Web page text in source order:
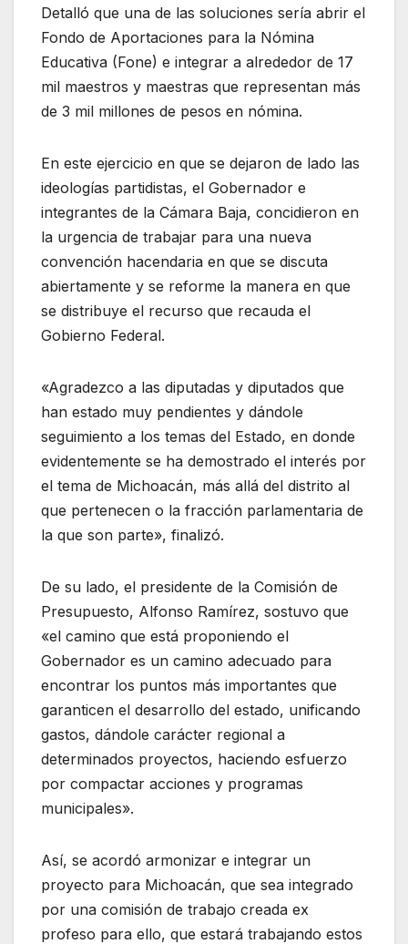
Detalló que una de las soluciones sería abrir el
Fondo de Aportaciones para la Nómina
Educativa (Fone) e integrar a alrededor de 17
mil maestros y maestras que representan más
de 3 mil millones de pesos en nómina.
En este ejercicio en que se dejaron de lado las
ideologías partidistas, el Gobernador e
integrantes de la Cámara Baja, concidieron en
la urgencia de trabajar para una nueva
convención hacendaria en que se discuta
abiertamente y se reforme la manera en que
se distribuye el recurso que recauda el
Gobierno Federal.
«Agradezco a las diputadas y diputados que
han estado muy pendientes y dándole
seguimiento a los temas del Estado, en donde
evidentemente se ha demostrado el interés por
el tema de Michoacán, más allá del distrito al
que pertenecen o la fracción parlamentaria de
la que son parte», finalizó.
De su lado, el presidente de la Comisión de
Presupuesto, Alfonso Ramírez, sostuvo que
«el camino que está proponiendo el
Gobernador es un camino adecuado para
encontrar los puntos más importantes que
garanticen el desarrollo del estado, unificando
gastos, dándole carácter regional a
determinados proyectos, haciendo esfuerzo
por compactar acciones y programas
municipales».
Así, se acordó armonizar e integrar un
proyecto para Michoacán, que sea integrado
por una comisión de trabajo creada ex
profeso para ello, que estará trabajando estos